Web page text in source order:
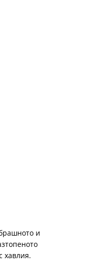
и
хавлия.